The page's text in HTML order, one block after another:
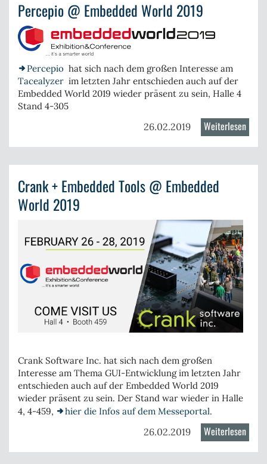
Percepio @ Embedded World 2019
Percepio hat sich nach dem großen Interesse am
Tacealyzer im letzten Jahr entschieden auch auf der
Embedded World 2019 wieder präsent zu sein, Halle 4
Stand 4-305
26.02.2019 Weiterlesen
Crank + Embedded Tools @ Embedded
World 2019
Crank Software Inc. hat sich nach dem großen
Interesse am Thema GUI-Entwicklung im letzten Jahr
entschieden auch auf der Embedded World 2019
wieder präsent zu sein. Der Stand war wieder in Halle
4, 4-459,
hier die Infos auf dem Messeportal.
26.02.2019 Weiterlesen
Crank